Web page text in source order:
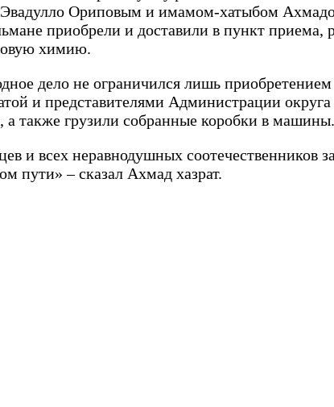
Эвадулло Ориповым и имамом-хатыбом
приобрели и доставили в пункт
химию.
дело не ограничился лишь
и представителями Администрации
также грузили собранные коробки в машины.
и всех неравнодушных
пути» – сказал Ахмад хазрат.